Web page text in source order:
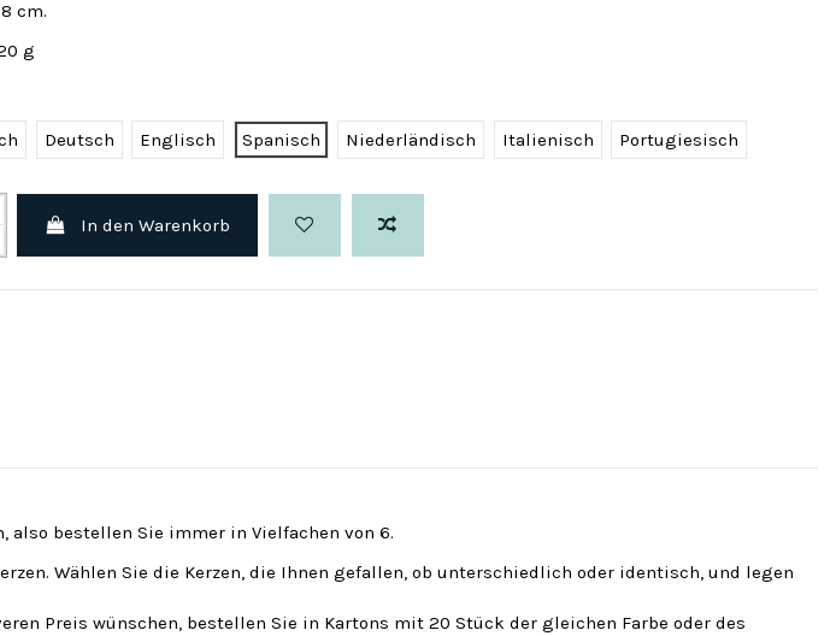
cm.
g
Deutsch Englisch Spanisch Niederländisch Italienisch Portugiesisch
In den Warenkorb
also bestellen Sie immer in Vielfachen von 6.
Wählen Sie die Kerzen, die Ihnen gefallen, ob unterschiedlich oder identisch, und legen
Preis wünschen, bestellen Sie in Kartons mit 20 Stück der gleichen Farbe oder des